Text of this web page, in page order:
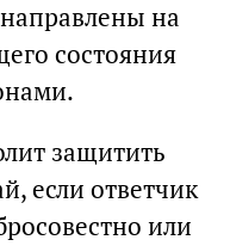
на
состояния
защитить
если ответчик
или